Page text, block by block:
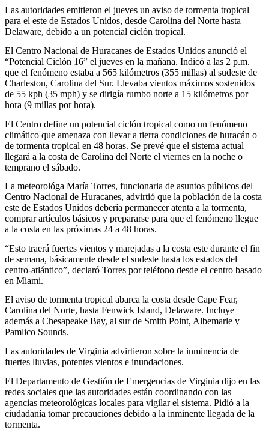
Las autoridades emitieron el jueves un aviso de tormenta tropical
para el este de Estados Unidos, desde Carolina del Norte hasta
Delaware, debido a un potencial ciclón tropical.
El Centro Nacional de Huracanes de Estados Unidos anunció el
“Potencial Ciclón 16” el jueves en la mañana. Indicó a las 2 p.m.
que el fenómeno estaba a 565 kilómetros (355 millas) al sudeste de
Charleston, Carolina del Sur. Llevaba vientos máximos sostenidos
de 55 kph (35 mph) y se dirigía rumbo norte a 15 kilómetros por
hora (9 millas por hora).
El Centro define un potencial ciclón tropical como un fenómeno
climático que amenaza con llevar a tierra condiciones de huracán o
de tormenta tropical en 48 horas. Se prevé que el sistema actual
llegará a la costa de Carolina del Norte el viernes en la noche o
temprano el sábado.
La meteorológa María Torres, funcionaria de asuntos públicos del
Centro Nacional de Huracanes, advirtió que la población de la costa
este de Estados Unidos debería permanecer atenta a la tormenta,
comprar artículos básicos y prepararse para que el fenómeno llegue
a la costa en las próximas 24 a 48 horas.
“Esto traerá fuertes vientos y marejadas a la costa este durante el fin
de semana, básicamente desde el sudeste hasta los estados del
centro-atlántico”, declaró Torres por teléfono desde el centro basado
en Miami.
El aviso de tormenta tropical abarca la costa desde Cape Fear,
Carolina del Norte, hasta Fenwick Island, Delaware. Incluye
además a Chesapeake Bay, al sur de Smith Point, Albemarle y
Pamlico Sounds.
Las autoridades de Virginia advirtieron sobre la inminencia de
fuertes lluvias, potentes vientos e inundaciones.
El Departamento de Gestión de Emergencias de Virginia dijo en las
redes sociales que las autoridades están coordinando con las
agencias meteorológicas locales para vigilar el sistema. Pidió a la
ciudadanía tomar precauciones debido a la inminente llegada de la
tormenta.